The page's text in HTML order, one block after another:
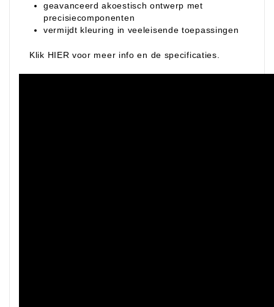
geavanceerd akoestisch ontwerp met
precisiecomponenten
vermijdt kleuring in veeleisende toepassingen
Klik HIER voor meer info en de specificaties.